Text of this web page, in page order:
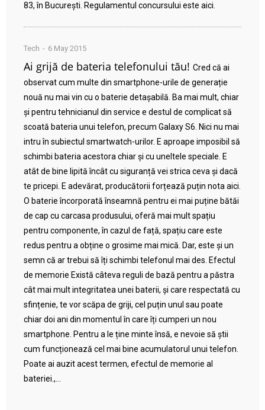
83, în București. Regulamentul concursului este aici.
Tech 6 May 2015
Ai grijă de bateria telefonului tău! Cred că ai
observat cum multe din smartphone-urile de generație
nouă nu mai vin cu o baterie detașabilă. Ba mai mult, chiar
și pentru tehnicianul din service e destul de complicat să
scoată bateria unui telefon, precum Galaxy S6. Nici nu mai
intru în subiectul smartwatch-urilor. E aproape imposibil să
schimbi bateria acestora chiar și cu uneltele speciale. E
atât de bine lipită încât cu siguranță vei strica ceva și dacă
te pricepi. E adevărat, producătorii forțează puțin nota aici.
O baterie încorporată înseamnă pentru ei mai puține bătăi
de cap cu carcasa produsului, oferă mai mult spațiu
pentru componente, în cazul de față, spațiu care este
redus pentru a obține o grosime mai mică. Dar, este și un
semn că ar trebui să îți schimbi telefonul mai des. Efectul
de memorie Există câteva reguli de bază pentru a păstra
cât mai mult integritatea unei baterii, și care respectată cu
sfințenie, te vor scăpa de griji, cel puțin unul sau poate
chiar doi ani din momentul în care îți cumperi un nou
smartphone. Pentru a le ține minte însă, e nevoie să știi
cum funcționează cel mai bine acumulatorul unui telefon.
Poate ai auzit acest termen, efectul de memorie al
bateriei.,...